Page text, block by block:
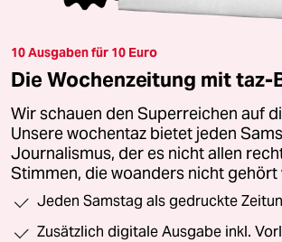
10 Ausgaben für 10 Euro
Die Wochenzeitung mit taz-
Wir schauen den Superreichen auf
Unsere wochentaz bietet jeden
Journalismus, der es nicht allen
Stimmen, die woanders nicht gehört
Jeden Samstag als gedruckte
Zusätzlich digitale Ausgabe inkl.